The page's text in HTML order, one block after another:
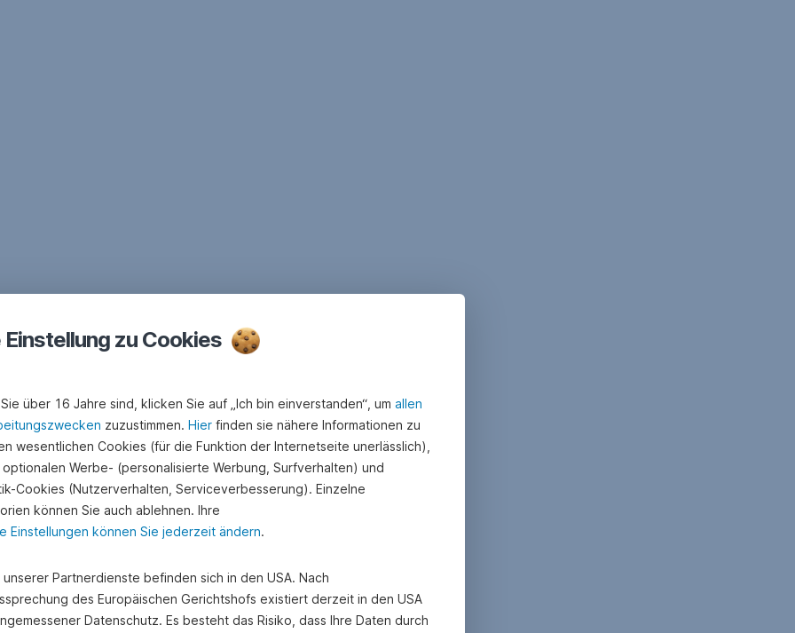
Einstellung zu Cookies
über 16 Jahre sind, klicken Sie auf „Ich bin einverstanden“, um allen
zuzustimmen. Hier finden sie nähere Informationen zu
wesentlichen Cookies (für die Funktion der Internetseite unerlässlich),
Werbe- (personalisierte Werbung, Surfverhalten) und
Cookies (Nutzerverhalten, Serviceverbesserung). Einzelne
können Sie auch ablehnen. Ihre
Einstellungen können Sie jederzeit ändern.
unserer Partnerdienste befinden sich in den USA. Nach
des Europäischen Gerichtshofs existiert derzeit in den USA
Datenschutz. Es besteht das Risiko, dass Ihre Daten durch